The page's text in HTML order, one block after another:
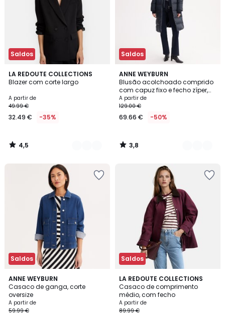
Saldos
LA REDOUTE COLLECTIONS
Blazer com corte largo
A partir de
49.99 €
32.49 € -35%
4,5
/ 5
4
Cores
4,5
/
Saldos
ANNE WEYBURN
Blusão acolchoado comprido
com capuz fixo e fecho zíper,
para invernos rigorosos
A partir de
129.00 €
69.66 € -50%
3,8
/ 5
3
Cores
3,8
/
Saldos
ANNE WEYBURN
Casaco de ganga, corte
oversize
A partir de
59.99 €
4,5
/ 5
2
Cores
Saldos
LA REDOUTE COLLECTIONS
Casaco de comprimento
médio, com fecho
A partir de
89.99 €
4,7
/ 5
2
Cores